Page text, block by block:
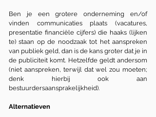
Ben je een grotere onderneming en/of
vinden communicaties plaats (vacatures,
presentatie financiële cijfers) die haaks (lijken
te) staan op de noodzaak tot het aanspreken
van publiek geld, dan is de kans groter dat je in
de publiciteit komt. Hetzelfde geldt andersom
(niet aanspreken, terwijl dat wel zou moeten;
denk hierbij ook aan
bestuurdersaansprakelijkheid).
Alternatieven